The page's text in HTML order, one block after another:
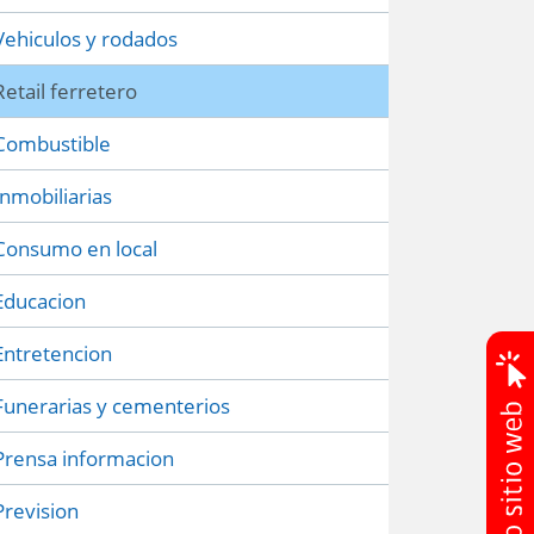
y rodados
ferretero
en local
y cementerios
informacion